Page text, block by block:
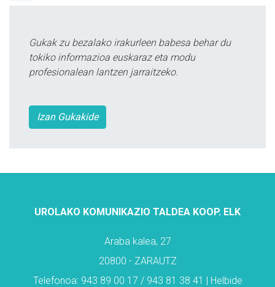
Gukak zu bezalako irakurleen babesa behar du
tokiko informazioa euskaraz eta modu
profesionalean lantzen jarraitzeko.
Izan Gukakide
UROLAKO KOMUNIKAZIO TALDEA KOOP. ELK
Araba kalea, 27
20800 - ZARAUTZ
Telefonoa: 943 89 00 17 / 943 81 38 41 | Helbide